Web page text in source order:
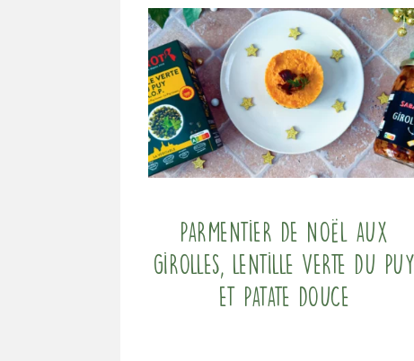
Parmentier de Noël aux
girolles, lentille verte du puy
et patate douce